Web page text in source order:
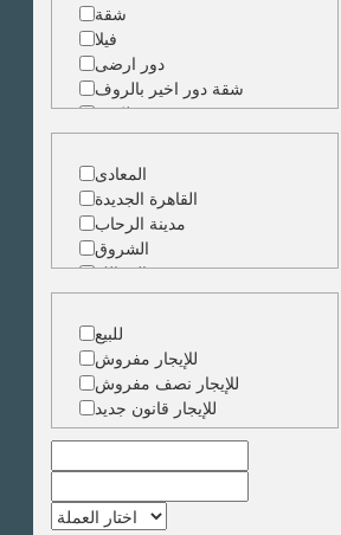
شقة
فيلا
دور ارضى
شقة دور اخير بالروف
شقة دوبلكس
شقة حجرة واحدة
ارض
مبنى
المعادى
القاهرة الجديدة
مدينة الرحاب
الشروق
الزمالك
جاردن سيتى
دقى
المهندسين
الجيزة
العجوزة
وسط البلد
مصر الجديدة
مدينة نصر
السادس من اكتوبر
الشيخ زايد
للبيع
للإيجار مفروش
للإيجار نصف مفروش
للإيجار قانون جديد